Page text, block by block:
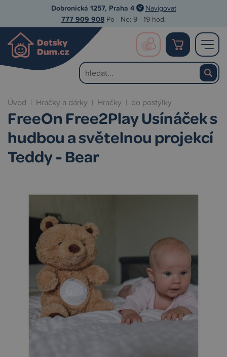
Dobronická 1257, Praha 4 Navigovat
777 909 908 Po - Ne: 9 - 19 hod.
Úvod | Hračky a dárky | Hračky | do postýlky
FreeOn Free2Play Usínáček s
hudbou a světelnou projekcí
Teddy - Bear